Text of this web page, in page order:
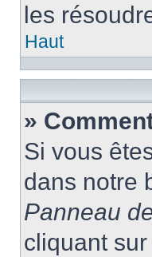
les
Haut
»
Si vous
dans notre
Panneau
cliquant